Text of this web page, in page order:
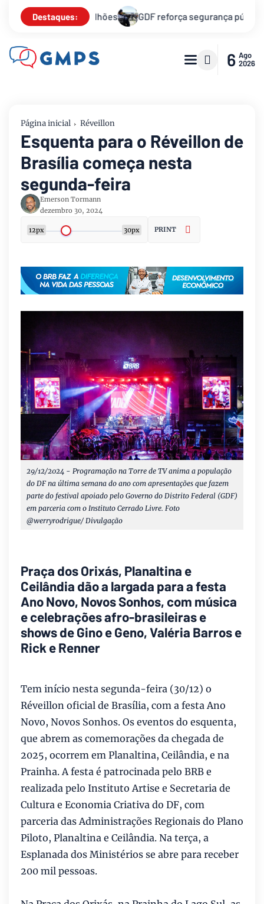
Destaques:
reforça segurança pública para as festas de fim de ano
6 Ago
2026
Página inicial Réveillon
Esquenta para o Réveillon de
Brasília começa nesta
segunda-feira
Emerson Tormann
dezembro 30, 2024
12px 30px PRINT
29/12/2024 - Programação na Torre de TV anima a população
do DF na última semana do ano com apresentações que fazem
parte do festival apoiado pelo Governo do Distrito Federal (GDF)
em parceria com o Instituto Cerrado Livre. Foto
@werryrodrigue/ Divulgação
Praça dos Orixás, Planaltina e
Ceilândia dão a largada para a festa
Ano Novo, Novos Sonhos, com música
e celebrações afro-brasileiras e
shows de Gino e Geno, Valéria Barros e
Rick e Renner
Tem início nesta segunda-feira (30/12) o
Réveillon oficial de Brasília, com a festa Ano
Novo, Novos Sonhos. Os eventos do esquenta,
que abrem as comemorações da chegada de
2025, ocorrem em Planaltina, Ceilândia, e na
Prainha. A festa é patrocinada pelo BRB e
realizada pelo Instituto Artise e Secretaria de
Cultura e Economia Criativa do DF, com
parceria das Administrações Regionais do Plano
Piloto, Planaltina e Ceilândia. Na terça, a
Esplanada dos Ministérios se abre para receber
200 mil pessoas.